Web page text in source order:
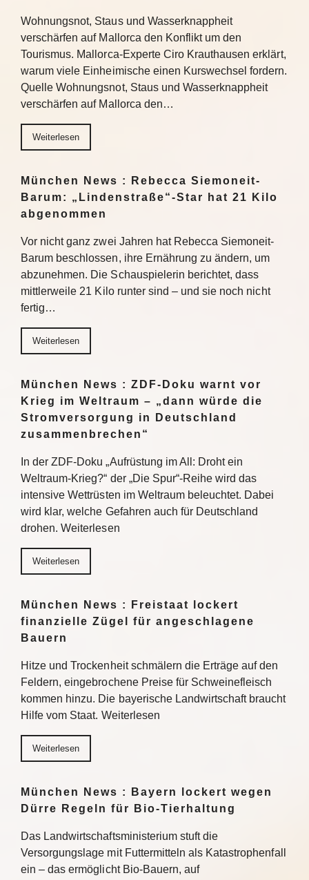
Wohnungsnot, Staus und Wasserknappheit
verschärfen auf Mallorca den Konflikt um den
Tourismus. Mallorca-Experte Ciro Krauthausen erklärt,
warum viele Einheimische einen Kurswechsel fordern.
Quelle Wohnungsnot, Staus und Wasserknappheit
verschärfen auf Mallorca den…
Weiterlesen
München News : Rebecca Siemoneit-
Barum: „Lindenstraße“-Star hat 21 Kilo
abgenommen
Vor nicht ganz zwei Jahren hat Rebecca Siemoneit-
Barum beschlossen, ihre Ernährung zu ändern, um
abzunehmen. Die Schauspielerin berichtet, dass
mittlerweile 21 Kilo runter sind – und sie noch nicht
fertig…
Weiterlesen
München News : ZDF-Doku warnt vor
Krieg im Weltraum – „dann würde die
Stromversorgung in Deutschland
zusammenbrechen“
In der ZDF-Doku „Aufrüstung im All: Droht ein
Weltraum-Krieg?“ der „Die Spur“-Reihe wird das
intensive Wettrüsten im Weltraum beleuchtet. Dabei
wird klar, welche Gefahren auch für Deutschland
drohen. Weiterlesen
Weiterlesen
München News : Freistaat lockert
finanzielle Zügel für angeschlagene
Bauern
Hitze und Trockenheit schmälern die Erträge auf den
Feldern, eingebrochene Preise für Schweinefleisch
kommen hinzu. Die bayerische Landwirtschaft braucht
Hilfe vom Staat. Weiterlesen
Weiterlesen
München News : Bayern lockert wegen
Dürre Regeln für Bio-Tierhaltung
Das Landwirtschaftsministerium stuft die
Versorgungslage mit Futtermitteln als Katastrophenfall
ein – das ermöglicht Bio-Bauern, auf